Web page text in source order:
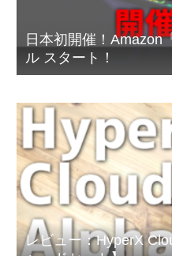
日本初開催！Amazon
ル スタート！
レビュー：HyperX